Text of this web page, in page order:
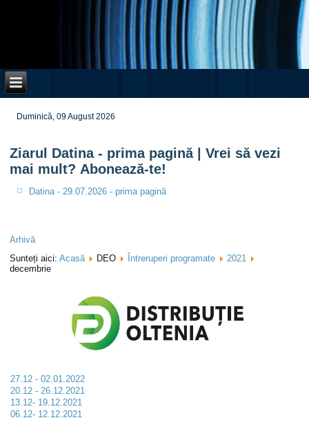
Duminică, 09 August 2026
Ziarul Datina - prima pagină | Vrei să vezi
mai mult? Abonează-te!
Datina - 29.07.2026 - prima pagină
Arhivă
Sunteți aici:Acasă DEO Întreruperi programate
2021
decembrie
27.12 - 02.01.2022
20.12 - 26.12.2021
13.12- 19.12.2021
06.12- 12.12.2021